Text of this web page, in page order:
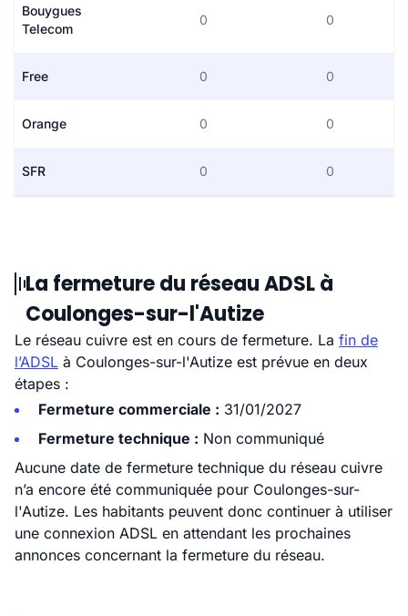
Bouygues
Telecom
0 0
Free 0 0
Orange 0 0
SFR 0 0
La fermeture du réseau ADSL à
Coulonges-sur-l'Autize
Le réseau cuivre est en cours de fermeture. La fin de
l’ADSL à Coulonges-sur-l'Autize est prévue en deux
étapes :
Fermeture commerciale : 31/01/2027
Fermeture technique : Non communiqué
Aucune date de fermeture technique du réseau cuivre
n’a encore été communiquée pour Coulonges-sur-
l'Autize. Les habitants peuvent donc continuer à utiliser
une connexion ADSL en attendant les prochaines
annonces concernant la fermeture du réseau.